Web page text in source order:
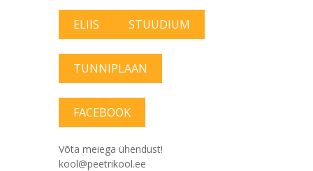
ELIIS STUUDIUM
TUNNIPLAAN
FACEBOOK
Võta meiega ühendust!
kool@peetrikool.ee